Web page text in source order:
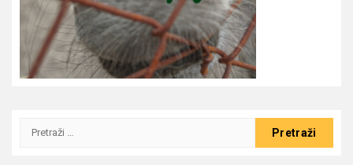
Pretraži: